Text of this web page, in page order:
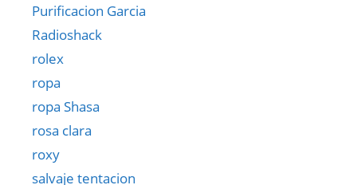
Purificacion Garcia
Radioshack
rolex
ropa
ropa Shasa
rosa clara
roxy
salvaje tentacion